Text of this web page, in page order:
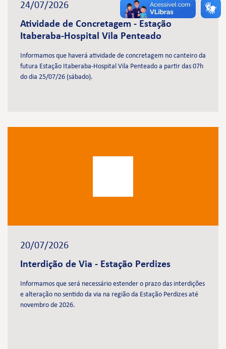
24/07/2026
Atividade de Concretagem - Estação
Itaberaba-Hospital Vila Penteado
Informamos que haverá atividade de concretagem no canteiro da
futura Estação Itaberaba-Hospital Vila Penteado a partir das 07h
do dia 25/07/26 (sábado).
20/07/2026
Interdição de Via - Estação Perdizes
Informamos que será necessário estender o prazo das interdições
e alteração no sentido da via na região da Estação Perdizes até
novembro de 2026.